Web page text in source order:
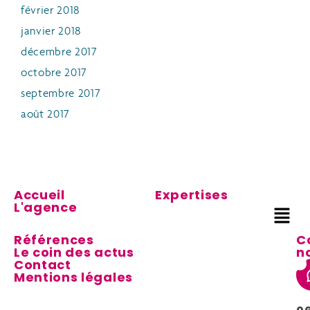
février 2018
janvier 2018
décembre 2017
octobre 2017
septembre 2017
août 2017
Accueil
L'agence
Expertises
Références
Le coin des actus
Contact
Mentions légales